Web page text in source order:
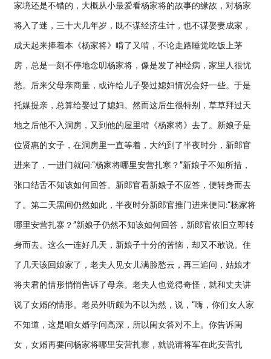
家境还是不错的，大概从小最爱看杨家将的故事的缘故，对杨家
将入了迷，三十大几年岁，既不谋经济生计，也不谋娶妻成家，
成天起来捧着本《杨家将》啃了又啃，不论走路睡觉吃饭上茅
房，总是一刻不停地念叨杨家将，像是发了神经病，家里人很忧
愁。后来父母亲商量，或许给儿子娶过媳妇情况会好一些。于是
托媒提亲，总算给娶过了媳妇。然而这后生很特别，草草拜过天
地之后他不入洞房，又到他的屋里啃《杨家将》去了。新娘子是
位贤惠的女子，在洞房里一直等着，大约到了半夜时分，新郎官
进来了，一进门就问:“杨家将哪里安营扎寒？”新娘子不知所措，
张口结舌不知该如何回答。新郎官看新娘子不应答，便转身而去
了。第二天黑间仍然如此，半夜时分新郎官推门进来便问:“杨家将
哪里安营扎寨？”新娘子仍然不知该如何回答，新郎官依旧立即转
身而去。这么一连好几天，新娘子十分的苦恼，却又不敢说。住
了几天该回娘家了，老夫人见女儿满脸愁云，再三追问，姑娘才
将夫君的情形悄悄告诉了母亲。老夫人也觉得奇怪，就和丈夫讲
说了女婿的情形。老员外听颇为不以为然，说，“嗨，你们女人家
不知道，这是咱女婿学问高深，所以闺女答对不上。你告诉闺
女，女婿再要问杨家将哪里安营扎寨，就说请将军在此安营扎